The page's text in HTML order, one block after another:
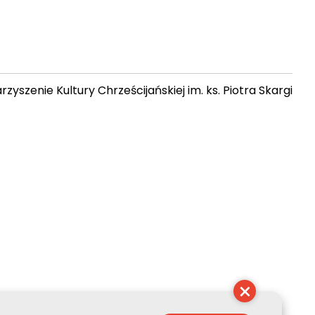
Kultury Chrześcijańskiej im. ks. Piotra Skargi
×